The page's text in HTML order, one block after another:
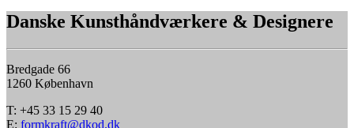
Danske Kunsthåndværkere & Designere
Bredgade 66
1260 København
T: +45 33 15 29 40
E: formkraft@dkod.dk